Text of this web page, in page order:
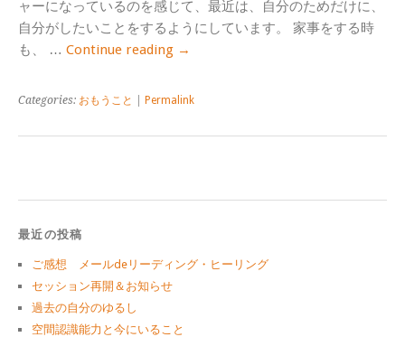
ャーになっているのを感じて、最近は、自分のためだけに、
自分がしたいことをするようにしています。 家事をする時
も、 … Continue reading →
Categories: おもうこと Permalink
最近の投稿
ご感想 メールdeリーディング・ヒーリング
セッション再開＆お知らせ
過去の自分のゆるし
空間認識能力と今にいること